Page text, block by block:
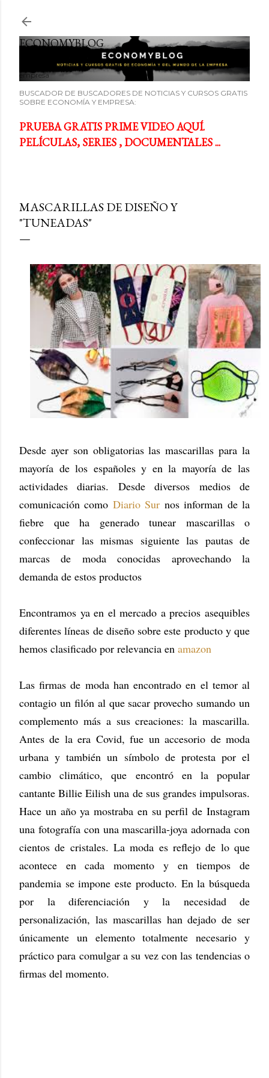
ECONOMYBLOG
Noticias y cursos GRATIS sobre economía y el mundo de la
empresa
BUSCADOR DE BUSCADORES DE NOTICIAS Y CURSOS GRATIS
SOBRE ECONOMÍA Y EMPRESA:
PRUEBA GRATIS PRIME VIDEO AQUÍ.
PELÍCULAS, SERIES , DOCUMENTALES ...
MASCARILLAS DE DISEÑO Y
"TUNEADAS"
Desde ayer son obligatorias las mascarillas para la
mayoría de los españoles y en la mayoría de las
actividades diarias. Desde diversos medios de
comunicación como Diario Sur nos informan de la
fiebre que ha generado tunear mascarillas o
confeccionar las mismas siguiente las pautas de
marcas de moda conocidas aprovechando la
demanda de estos productos
Encontramos ya en el mercado a precios asequibles
diferentes líneas de diseño sobre este producto y que
hemos clasificado por relevancia en amazon
Las firmas de moda han encontrado en el temor al
contagio un filón al que sacar provecho sumando un
complemento más a sus creaciones: la mascarilla.
Antes de la era Covid, fue un accesorio de moda
urbana y también un símbolo de protesta por el
cambio climático, que encontró en la popular
cantante Billie Eilish una de sus grandes impulsoras.
Hace un año ya mostraba en su perfil de Instagram
una fotografía con una mascarilla-joya adornada con
cientos de cristales. La moda es reflejo de lo que
acontece en cada momento y en tiempos de
pandemia se impone este producto. En la búsqueda
por la diferenciación y la necesidad de
personalización, las mascarillas han dejado de ser
únicamente un elemento totalmente necesario y
práctico para comulgar a su vez con las tendencias o
firmas del momento.